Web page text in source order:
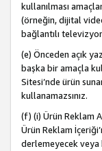
kullanılması
(örneğin, dijital
bağlantılı
(e) Önceden açık
başka bir amaçla
Sitesi’nde ürün
kullanamazsınız.
(f) (i) Ürün Reklam
Ürün Reklam
derlemeyecek veya